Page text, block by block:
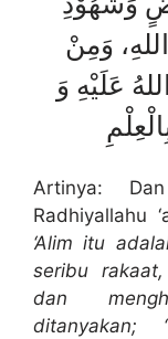
وَمِنْ
عَلَيْهِ وَ
Artinya:
Radhiyallahu
‘Alim itu
seribu
dan
ditanyakan;